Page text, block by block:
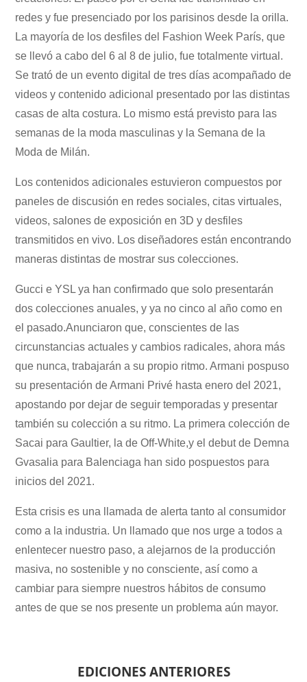
redes y fue presenciado por los parisinos desde la orilla.
La mayoría de los desfiles del Fashion Week París, que
se llevó a cabo del 6 al 8 de julio, fue totalmente virtual.
Se trató de un evento digital de tres días acompañado de
videos y contenido adicional presentado por las distintas
casas de alta costura. Lo mismo está previsto para las
semanas de la moda masculinas y la Semana de la
Moda de Milán.
Los contenidos adicionales estuvieron compuestos por
paneles de discusión en redes sociales, citas virtuales,
videos, salones de exposición en 3D y desfiles
transmitidos en vivo. Los diseñadores están encontrando
maneras distintas de mostrar sus colecciones.
Gucci e YSL ya han confirmado que solo presentarán
dos colecciones anuales, y ya no cinco al año como en
el pasado.Anunciaron que, conscientes de las
circunstancias actuales y cambios radicales, ahora más
que nunca, trabajarán a su propio ritmo. Armani pospuso
su presentación de Armani Privé hasta enero del 2021,
apostando por dejar de seguir temporadas y presentar
también su colección a su ritmo. La primera colección de
Sacai para Gaultier, la de Off-White,y el debut de Demna
Gvasalia para Balenciaga han sido pospuestos para
inicios del 2021.
Esta crisis es una llamada de alerta tanto al consumidor
como a la industria. Un llamado que nos urge a todos a
enlentecer nuestro paso, a alejarnos de la producción
masiva, no sostenible y no consciente, así como a
cambiar para siempre nuestros hábitos de consumo
antes de que se nos presente un problema aún mayor.
EDICIONES ANTERIORES